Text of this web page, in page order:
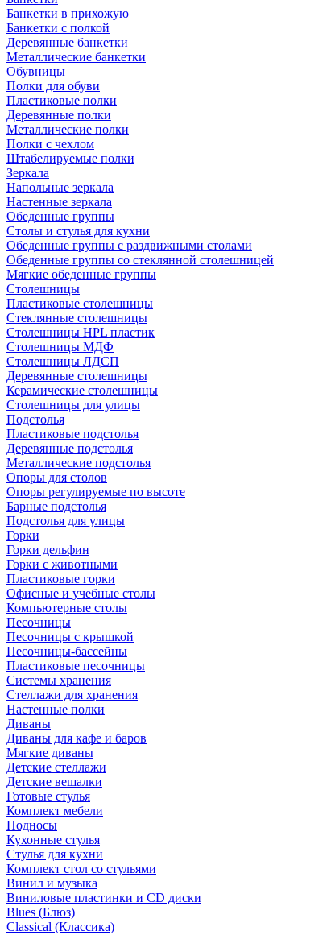
Банкетки в прихожую
Банкетки с полкой
Деревянные банкетки
Металлические банкетки
Обувницы
Полки для обуви
Пластиковые полки
Деревянные полки
Металлические полки
Полки с чехлом
Штабелируемые полки
Зеркала
Напольные зеркала
Настенные зеркала
Обеденные группы
Столы и стулья для кухни
Обеденные группы с раздвижными столами
Обеденные группы со стеклянной столешницей
Мягкие обеденные группы
Столешницы
Пластиковые столешницы
Стеклянные столешницы
Столешницы HPL пластик
Столешницы МДФ
Столешницы ЛДСП
Деревянные столешницы
Керамические столешницы
Столешницы для улицы
Подстолья
Пластиковые подстолья
Деревянные подстолья
Металлические подстолья
Опоры для столов
Опоры регулируемые по высоте
Барные подстолья
Подстолья для улицы
Горки
Горки дельфин
Горки с животными
Пластиковые горки
Офисные и учебные столы
Компьютерные столы
Песочницы
Песочницы с крышкой
Песочницы-бассейны
Пластиковые песочницы
Системы хранения
Стеллажи для хранения
Настенные полки
Диваны
Диваны для кафе и баров
Мягкие диваны
Детские стеллажи
Детские вешалки
Готовые стулья
Комплект мебели
Подносы
Кухонные стулья
Стулья для кухни
Комплект стол со стульями
Винил и музыка
Виниловые пластинки и CD диски
Blues (Блюз)
Classical (Классика)